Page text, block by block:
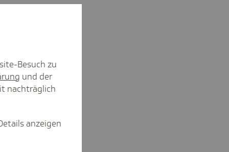
Besuch zu
und der
nachträglich
anzeigen